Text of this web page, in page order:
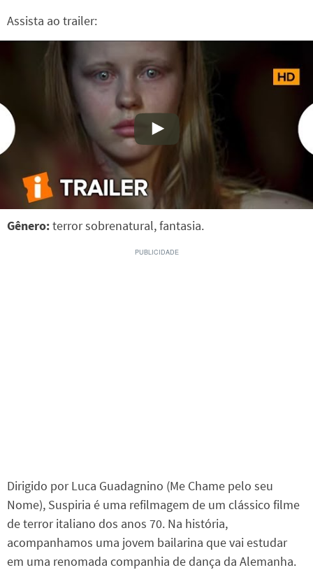
Assista ao trailer:
Gênero:terror sobrenatural, fantasia.
Dirigido por Luca Guadagnino (Me Chame pelo seu
Nome), Suspiria é uma refilmagem de um clássico filme
de terror italiano dos anos 70. Na história,
acompanhamos uma jovem bailarina que vai estudar
em uma renomada companhia de dança da Alemanha.